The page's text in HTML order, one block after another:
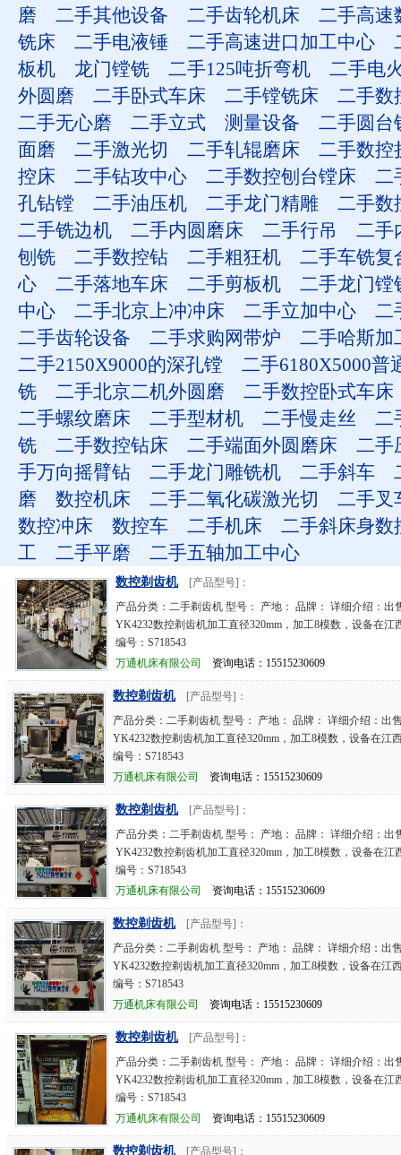
磨
二手其他设备 二手齿轮机床
二手高速
铣床
二手电液锤 二手高速进口加工中心
板机
龙门镗铣 二手125吨折弯机
二手电
外圆磨
二手卧式车床 二手镗铣床
二手数
二手无心磨
二手立式 测量设备
二手圆台
面磨
二手激光切 二手轧辊磨床
二手数控
控床
二手钻攻中心 二手数控刨台镗床
二
孔钻镗
二手油压机 二手龙门精雕
二手数
二手铣边机
二手内圆磨床 二手行吊
二手
刨铣
二手数控钻 二手粗狂机
二手车铣复
心
二手落地车床 二手剪板机
二手龙门镗
中心
二手北京上冲冲床 二手立加中心
二
二手齿轮设备
二手求购网带炉
二手哈斯加
二手2150X9000的深孔镗
二手6180X5000普
铣
二手北京二机外圆磨
二手数控卧式车床
二手螺纹磨床
二手型材机 二手慢走丝
二
铣
二手数控钻床 二手端面外圆磨床
二手
手万向摇臂钻
二手龙门雕铣机 二手斜车
磨
数控机床 二手二氧化碳激光切
二手叉
数控冲床
数控车 二手机床
二手斜床身数
工
二手平磨 二手五轴加工中心
数控剃齿机
[产品型号]：
产品分类：二手剃齿机 型号： 产地： 品牌： 详细介绍：出
YK4232数控剃齿机加工直径320mm，加工8模数，设备在江
编号：S718543
万通机床有限公司
资询电话：15515230609
数控剃齿机
[产品型号]：
产品分类：二手剃齿机 型号： 产地： 品牌： 详细介绍：出
YK4232数控剃齿机加工直径320mm，加工8模数，设备在江
编号：S718543
万通机床有限公司
资询电话：15515230609
数控剃齿机
[产品型号]：
产品分类：二手剃齿机 型号： 产地： 品牌： 详细介绍：出
YK4232数控剃齿机加工直径320mm，加工8模数，设备在江
编号：S718543
万通机床有限公司
资询电话：15515230609
数控剃齿机
[产品型号]：
产品分类：二手剃齿机 型号： 产地： 品牌： 详细介绍：出
YK4232数控剃齿机加工直径320mm，加工8模数，设备在江
编号：S718543
万通机床有限公司
资询电话：15515230609
数控剃齿机
[产品型号]：
产品分类：二手剃齿机 型号： 产地： 品牌： 详细介绍：出
YK4232数控剃齿机加工直径320mm，加工8模数，设备在江
编号：S718543
万通机床有限公司
资询电话：15515230609
数控剃齿机 [产品型号]：